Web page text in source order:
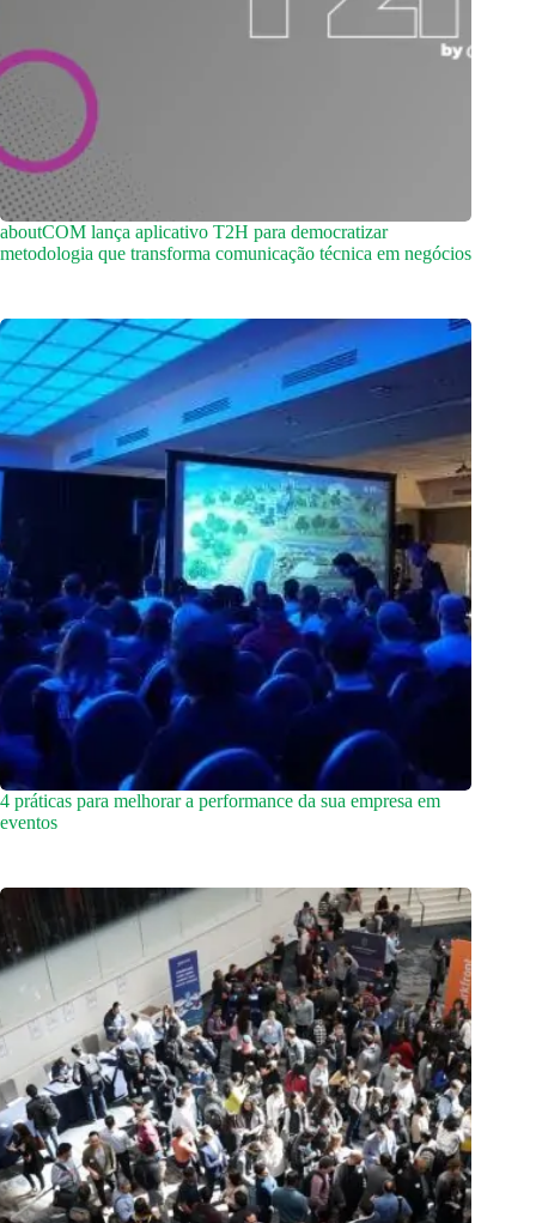
aboutCOM lança aplicativo T2H para democratizar
metodologia que transforma comunicação técnica em negócios
4 práticas para melhorar a performance da sua empresa em
eventos